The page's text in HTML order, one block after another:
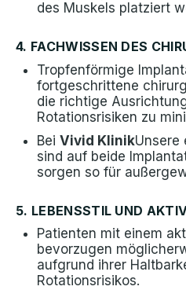
des Muskels platziert
4. FACHWISSEN DES
Tropfenförmige
fortgeschrittene
die richtige
Rotationsrisiken zu
BeiVivid KlinikUnsere
sind auf beide
sorgen so für
5. LEBENSSTIL UND
Patienten mit einem
bevorzugen
aufgrund ihrer
Rotationsrisikos.